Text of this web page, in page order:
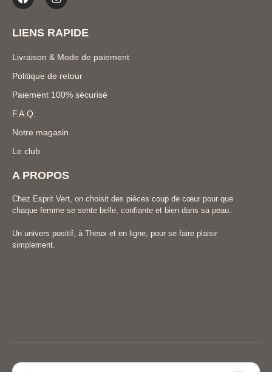
LIENS RAPIDE
Livraison & Mode de paiement
Politique de retour
Paiement 100% sécurisé
F.A.Q.
Notre magasin
Le club
A PROPOS
Chez Esprit Vert, on choisit des pièces coup de cœur pour que
chaque femme se sente belle, confiante et bien dans sa peau.
Un univers positif, à Theux et en ligne, pour se faire plaisir
simplement.